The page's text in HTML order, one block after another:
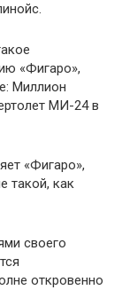
«Фигаро»,
Миллион
МИ-24 в
«Фигаро»,
такой, как
своего
откровенно